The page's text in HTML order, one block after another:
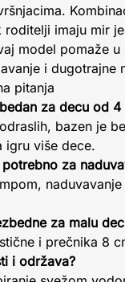
imaju mir
model pomaže
i dugotrajne
pitanja
za decu od 4
bazen je
igru više dece.
za
za malu
i prečnika 8
i održava?